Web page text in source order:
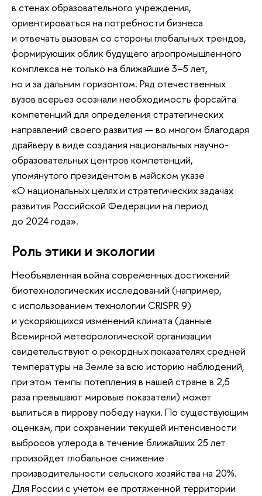
в стенах образовательного учреждения,
ориентироваться на потребности бизнеса
и отвечать вызовам со стороны глобальных трендов,
формирующих облик будущего агропромышленного
комплекса не только на ближайшие 3–5 лет,
но и за дальним горизонтом. Ряд отечественных
вузов всерьез осознали необходимость форсайта
компетенций для определения стратегических
направлений своего развития — во многом благодаря
драйверу в виде создания национальных научно-
образовательных центров компетенций,
упомянутого президентом в майском указе
«О национальных целях и стратегических задачах
развития Российской Федерации на период
до 2024 года».
Роль этики и экологии
Необъявленная война современных достижений
биотехнологических исследований (например,
с использованием технологии CRISPR 9)
и ускоряющихся изменений климата (данные
Всемирной метеорологической организации
свидетельствуют о рекордных показателях средней
температуры на Земле за всю историю наблюдений,
при этом темпы потепления в нашей стране в 2,5
раза превышают мировые показатели) может
вылиться в пиррову победу науки. По существующим
оценкам, при сохранении текущей интенсивности
выбросов углерода в течение ближайших 25 лет
произойдет глобальное снижение
производительности сельского хозяйства на 20%.
Для России с учетом ее протяженной территории